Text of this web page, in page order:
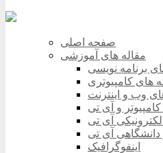
صفحه اصلی
مقاله های آموزشی
برنامه نویسی
های کامپیوتری
وب و اینترنت
و آی تی
آی تی
آی تی
اینفوگرافیک